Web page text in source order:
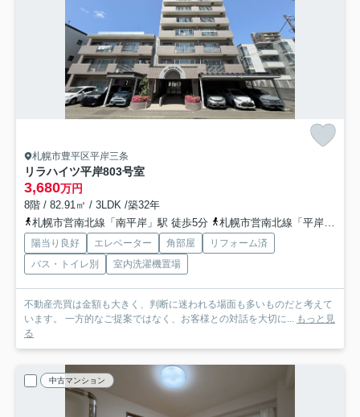
札幌市豊平区平岸三条
リラハイツ平岸803号室
3,680万円
8階 / 82.91㎡ / 3LDK /築32年
札幌市営南北線「南平岸」駅 徒歩5分
札幌市営南北線「平岸」駅 徒歩11分
陽当り良好 エレベーター 角部屋
リフォーム済
バス・トイレ別
室内洗濯機置場
不動産売買は金額も大きく、判断に迷われる場面も多いものだと考えて
います。 一方的なご提案ではなく、お客様との対話を大切に... もっと見
る
中古マンション